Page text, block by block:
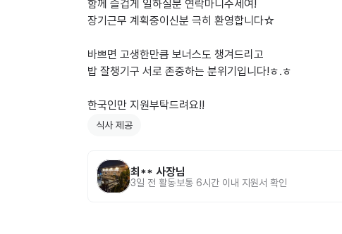
함께 즐겁게 일하실분 연락마니주세여!
장기근무 계획중이신분 극히 환영합니다☆
바쁘면 고생한만큼 보너스도 챙겨드리고
밥 잘챙기구 서로 존중하는 분위기입니다!ㅎ.ㅎ
한국인만 지원부탁드려요!!
식사 제공
최** 사장님
3일 전 활동보통 6시간 이내 지원서 확인